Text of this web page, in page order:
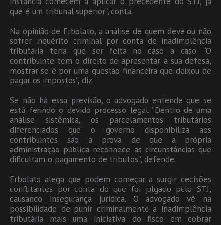
que é um tribunal superior”, conta.
Na opinião de Erbolato, a análise de quem deve ou não
sofrer inquérito criminal por conta de inadimplência
tributária teria que ser feita no caso a caso. “O
contribuinte tem o direito de apresentar a sua defesa,
mostrar se é por uma questão financeira que deixou de
pagar os impostos”, diz.
Se não há essa previsão, o advogado entende que se
está ferindo o devido processo legal. “Dentro de uma
análise sistêmica, os parcelamentos tributários
diferenciados que o governo disponibiliza aos
contribuintes são a prova de que a própria
administração pública reconhece as circunstâncias que
dificultam o pagamento de tributos”, defende.
Erbolato alega que podem começar a surgir decisões
conflitantes por conta do que foi julgado pelo STJ,
causando insegurança jurídica. O advogado vê na
possibilidade de punir criminalmente a inadimplência
tributária mais uma iniciativa do fisco em cobrar